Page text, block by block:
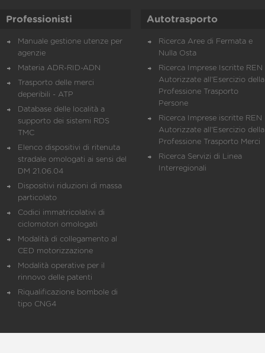
Professionisti
Manuale gestione utenze per
agenzie
Materia ADR-RID-ADN
Trasporto delle merci
deperibili - ATP
Database delle località a
supporto dei sistemi RDS
TMC
Elenco dispositivi di ritenuta
stradale omologati ai sensi del
DM 21.06.04
Dispositivi riduzioni di massa
particolato
Codici immatricolativi di
ciclomotori omologati
Modalità di collegamento al
CED motorizzazione
Modalità operative per il
rinnovo delle patenti
Riqualificazione bombole di
tipo CNG4
Autotrasporto
Ricerca Aree di Fermata e
Nulla Osta
Ricerca Imprese Iscritte REN
Autorizzate all'Esercizio della
Professione Trasporto
Persone
Ricerca Imprese iscritte REN
Autorizzate all'Esercizio della
Professione Trasporto Merci
Ricerca Servizi di Linea
Interregionali